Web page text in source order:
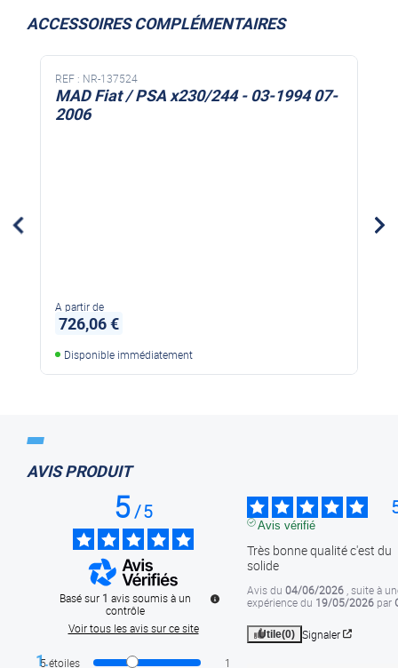
ACCESSOIRES COMPLÉMENTAIRES
REF : NR-137524
MAD Fiat / PSA x230/244 - 03-1994 07-
2006
A partir de
726,06 €
Disponible immédiatement
AVIS PRODUIT
5/5
Basé sur 1 avis soumis à un
contrôle
Voir tous les avis sur ce site
5étoiles
1
Avis vérifié
Très bonne qualité c'est du
solide
Avis du 04/06/2026 , suite à
expérience du 19/05/2026 par
Utile(0) Signaler